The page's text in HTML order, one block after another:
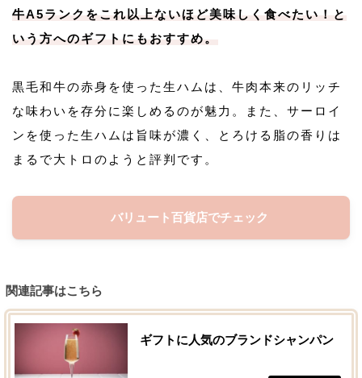
牛A5ランクをこれ以上ないほど美味しく食べたい！と
いう方へのギフトにもおすすめ。
黒毛和牛の赤身を使った生ハムは、牛肉本来のリッチ
な味わいを存分に楽しめるのが魅力。また、サーロイ
ンを使った生ハムは旨味が濃く、とろける脂の香りは
まるで大トロのようと評判です。
バリュート百貨店でチェック
関連記事はこちら
ギフトに人気のブランドシャンパン